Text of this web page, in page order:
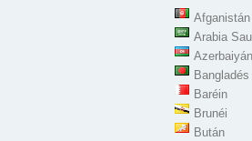
Afganistán
Arabia
Azerbaiyán
Bangladés
Baréin
Brunéi
Bután